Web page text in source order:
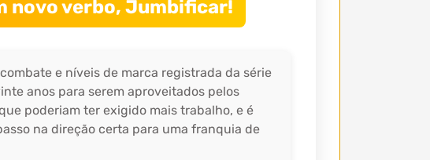
novo verbo, Jumbificar!
e níveis de marca registrada da série
anos para serem aproveitados pelos
poderiam ter exigido mais trabalho, e é
na direção certa para uma franquia de